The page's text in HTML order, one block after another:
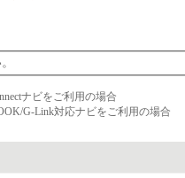
ナビをご利用の場合
G-Link対応ナビをご利用の場合